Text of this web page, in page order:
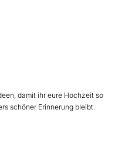
damit ihr eure Hochzeit so
schöner Erinnerung bleibt.